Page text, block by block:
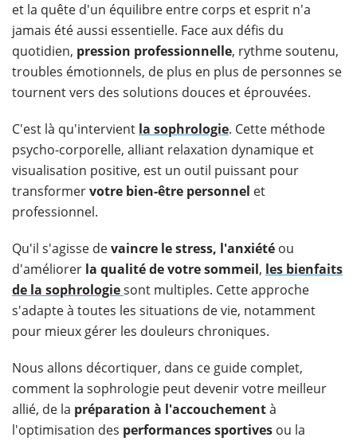
et la quête d'un équilibre entre corps et esprit n'a
jamais été aussi essentielle. Face aux défis du
quotidien, pression professionnelle, rythme soutenu,
troubles émotionnels, de plus en plus de personnes se
tournent vers des solutions douces et éprouvées.
C'est là qu'intervient la sophrologie. Cette méthode
psycho-corporelle, alliant relaxation dynamique et
visualisation positive, est un outil puissant pour
transformervotre bien-être personnel et
professionnel.
Qu'il s'agisse devaincre le stress, l'anxiété ou
d'améliorer la qualité de votre sommeil, les bienfaits
de la sophrologiesont multiples. Cette approche
s'adapte à toutes les situations de vie, notamment
pour mieux gérer les douleurs chroniques.
Nous allons décortiquer, dans ce guide complet,
comment la sophrologie peut devenir votre meilleur
allié, de la préparation à l'accouchementà
l'optimisation des performances sportives ou la